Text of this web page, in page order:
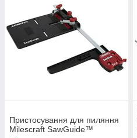
Пристосування для пиляння
Milescraft SawGuide™